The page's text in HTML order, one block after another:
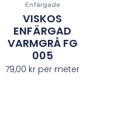
Enfärgade
VISKOS
ENFÄRGAD
VARMGRÅ FG
005
79,00 kr per meter